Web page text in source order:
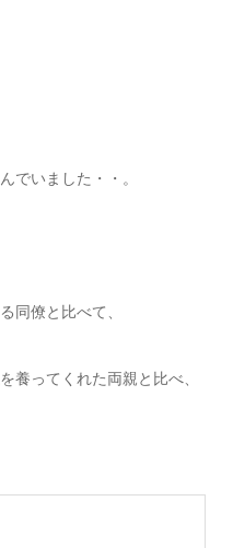
でいました・・。
同僚と比べて、
養ってくれた両親と比べ、